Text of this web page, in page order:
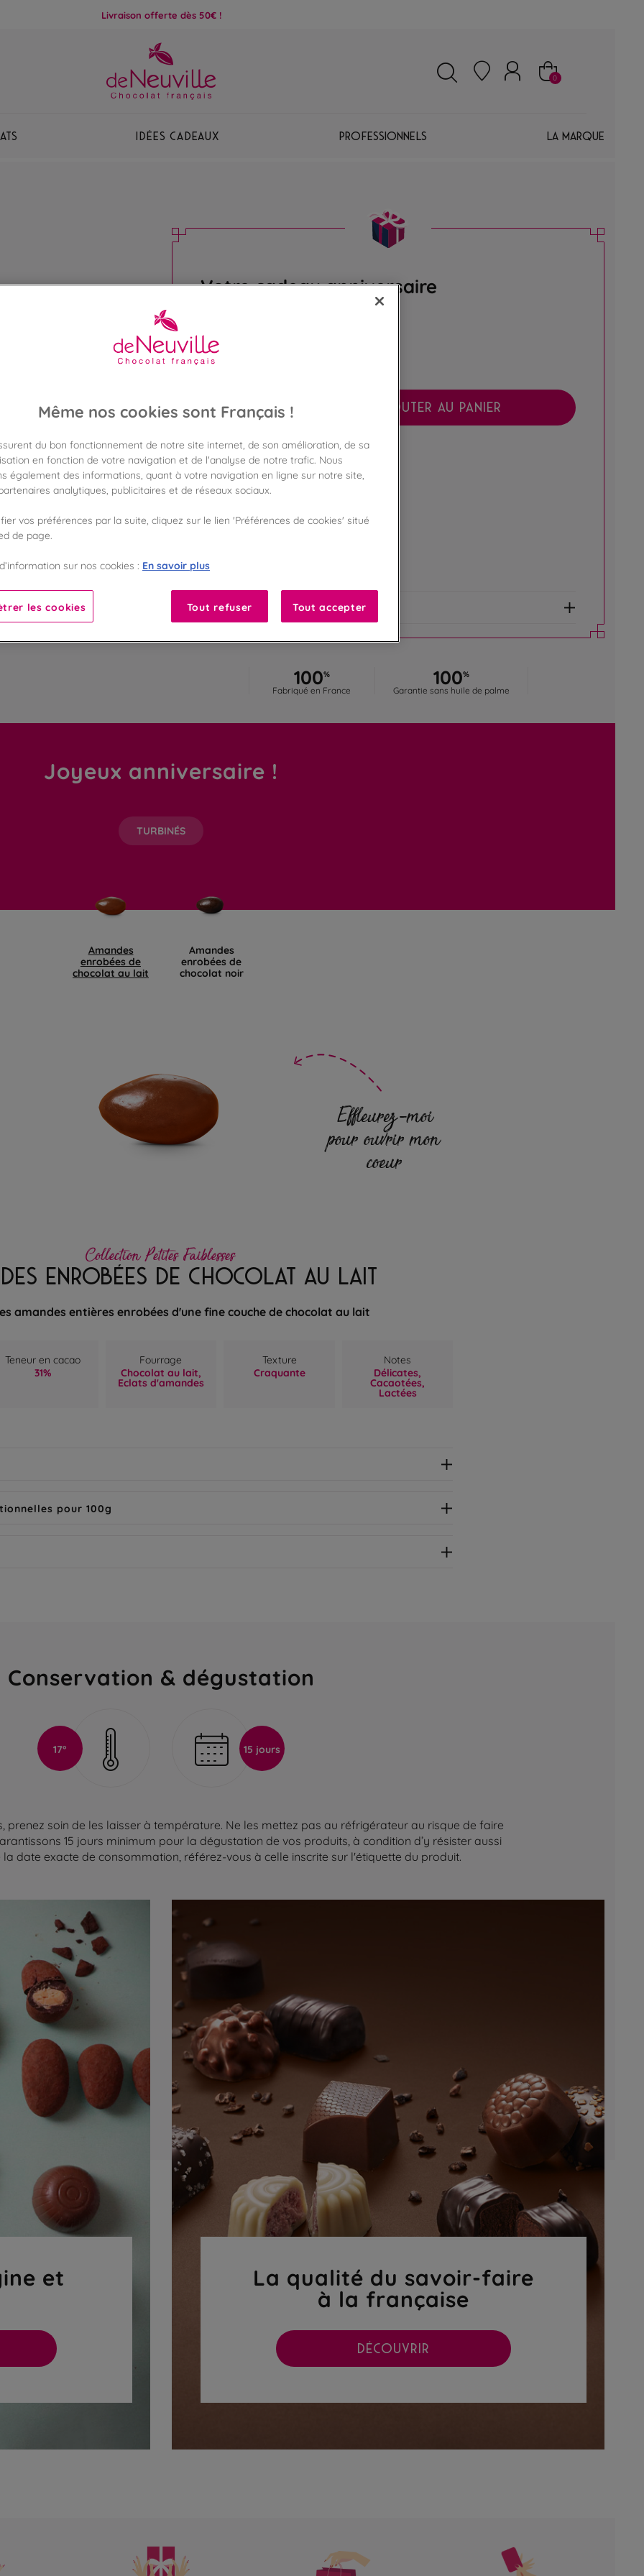
Livraison offerte dès 50€ !
0
Idées Cadeaux Professionnels La marque
Votre cadeau anniversaire
4,80 €
Poids 65g
AJOUTER AU PANIER
Disponible en boutique !
Vérifier la disponibilité en magasin
dès 50€ d'achat
Liste des ingrédients et allergènes
100%
Fabriqué en France 100%
Garantie sans huile de palme
Joyeux anniversaire !
TURBINÉS
Amandes
enrobées de
chocolat au lait
Amandes
enrobées de
chocolat noir
Effleurez-moi
pour ouvrir mon
coeur
Collection Petites Faiblesses
ENROBÉES DE CHOCOLAT AU LAIT
amandes entières enrobées d'une fine couche de chocolat au lait
Teneur en cacao
31%
Fourrage
Chocolat au lait,
Eclats d'amandes
Texture
Craquante
Notes
Délicates,
Cacaotées,
Lactées
pour 100g
Conservation & dégustation
17° 15 jours
prenez soin de les laisser à température. Ne les mettez pas au réfrigérateur au risque de faire
15 jours minimum pour la dégustation de vos produits, à condition d’y résister aussi
date exacte de consommation, référez-vous à celle inscrite sur l'étiquette du produit.
et La qualité du savoir-faire
à la française
DÉCOUVRIR
Même nos cookies sont Français !
du bon fonctionnement de notre site internet, de son amélioration, de sa
en fonction de votre navigation et de l'analyse de notre trafic. Nous
également des informations, quant à votre navigation en ligne sur notre site,
analytiques, publicitaires et de réseaux sociaux.
vos préférences par la suite, cliquez sur le lien 'Préférences de cookies' situé
de page.
sur nos cookies : En savoir plus
les cookies Tout refuser Tout accepter